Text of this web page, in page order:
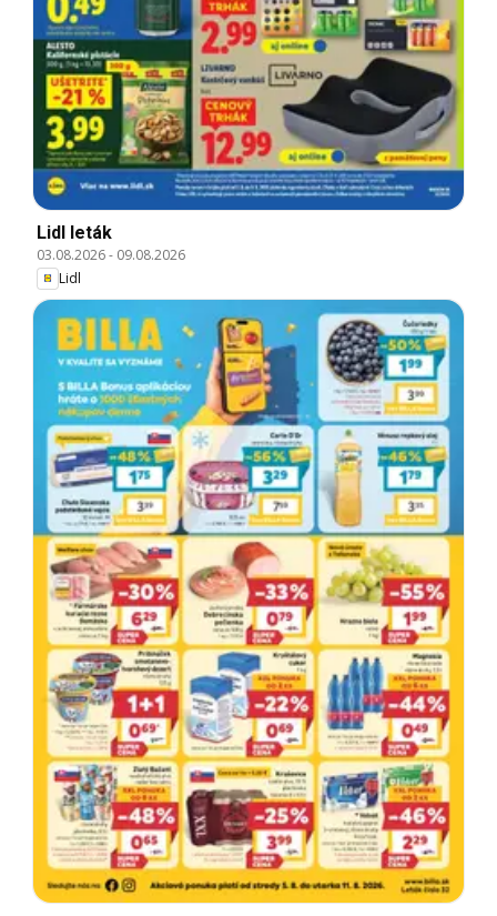
Lidl leták
03.08.2026- 09.08.2026
Lidl